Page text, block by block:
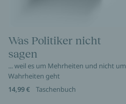
Was Politiker nicht
sagen
... weil es um Mehrheiten und nicht um
Wahrheiten geht
14,99 €
Taschenbuch